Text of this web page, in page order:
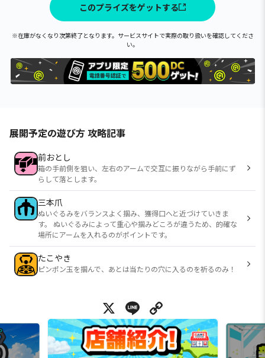
このプライズをゲットする
※在庫がなくなり次第終了となります。サービスサイトで実際の取り扱いを確認してくださ
い。
展開予定の遊び方 攻略記事
前おとし
箱の手前側を狙い、左右のアームで交互に振りながら手前にず
らして落とします。
三本爪
ぬいぐるみをバランスよく掴み、獲得口へと近づけていきま
す。 ぬいぐるみによって重心や掴みどころが違うため、的確な
場所にアームを入れるのがポイントです。
たこやき
ピンポン玉を掴んで、あとは当たりの穴に入るのを祈るのみ！
X Line